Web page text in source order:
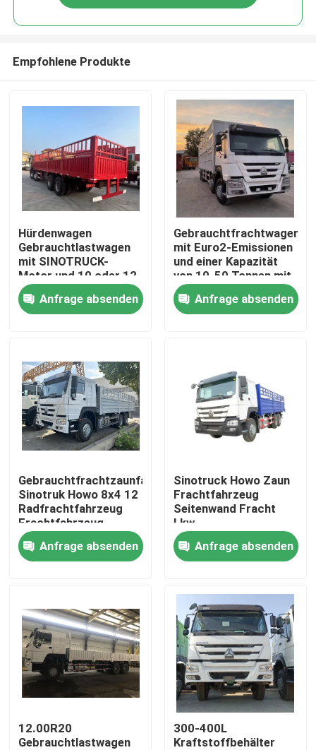
Produkte
Videos
Über uns
Fabrik-Ausflug
Qualitätskontrolle
Kontakt US
Fordern Sie ein Zitat
Gebrauchte Muldenkipper
Verwendete Tipper Trucks
Empfohlene Produkte
Hürdenwagen
Gebrauchtlastwagen
mit SINOTRUCK-
Motor und 10 oder 12
Rädern
Anfrage absenden
Gebrauchtfrachtwagen
mit Euro2-Emissionen
und einer Kapazität
von 10-50 Tonnen mit
Handgetriebe
Anfrage absenden
Gebrauchtfrachtzaunfahrzeug
Sinotruk Howo 8x4 12
Radfrachtfahrzeug
Frachtfahrzeug
Lastwagen
Anfrage absenden
Sinotruck Howo Zaun
Frachtfahrzeug
Seitenwand Fracht
Lkw
Transportfahrzeug
6X4
Schwerlastfahrzeug
Anfrage absenden
12.00R20
Gebrauchtlastwagen
300-400L
Kraftstoffbehälter